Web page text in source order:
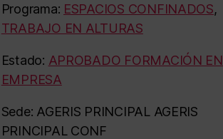
Programa: ESPACIOS CONFINADOS,
TRABAJO EN ALTURAS
Estado: APROBADO FORMACIÓN EN
EMPRESA
Sede: AGERIS PRINCIPAL AGERIS
PRINCIPAL CONF